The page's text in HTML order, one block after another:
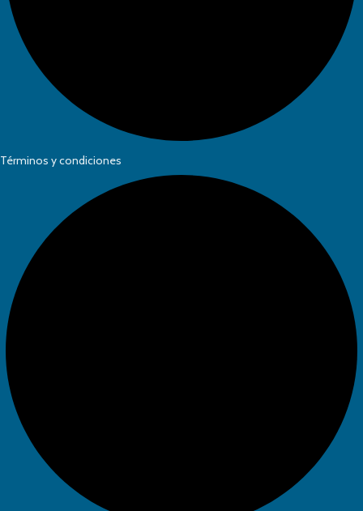
Términos y condiciones